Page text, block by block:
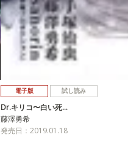
電子版 試し読み
Dr.キリコ〜白い死…
藤澤勇希
発売日：2019.01.18